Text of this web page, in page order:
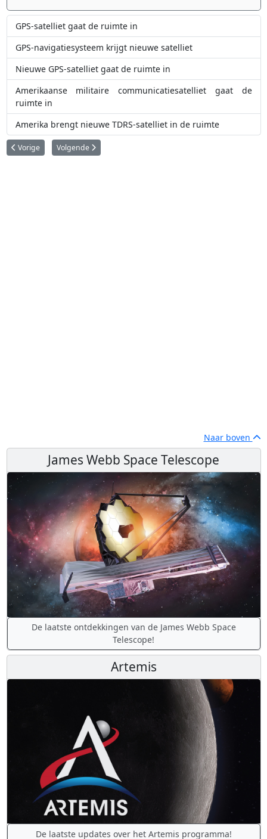
GPS-satelliet gaat de ruimte in
GPS-navigatiesysteem krijgt nieuwe satelliet
Nieuwe GPS-satelliet gaat de ruimte in
Amerikaanse militaire communicatiesatelliet gaat de
ruimte in
Amerika brengt nieuwe TDRS-satelliet in de ruimte
Vorig artikel: Sea Launch brengt communicatiesatelliet in de ruimte
Vorige Volgende artikel: Russische communicatiesatelliet gaat
Volgende
Naar boven
James Webb Space Telescope
De laatste ontdekkingen van de James Webb Space
Telescope!
Artemis
De laatste updates over het Artemis programma!